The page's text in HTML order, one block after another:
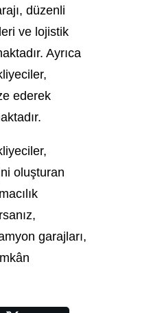
düzenli
ve lojistik
Ayrıca
ederek
oluşturan
garajları,